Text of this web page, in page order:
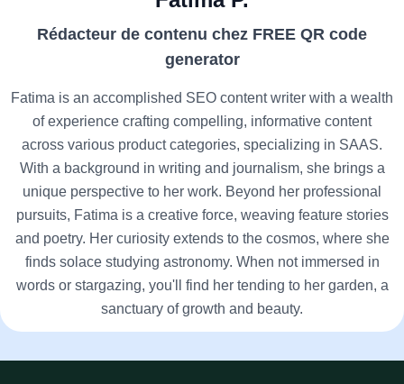
Rédacteur de contenu chez FREE QR code
generator
Fatima is an accomplished SEO content writer with a wealth
of experience crafting compelling, informative content
across various product categories, specializing in SAAS.
With a background in writing and journalism, she brings a
unique perspective to her work. Beyond her professional
pursuits, Fatima is a creative force, weaving feature stories
and poetry. Her curiosity extends to the cosmos, where she
finds solace studying astronomy. When not immersed in
words or stargazing, you'll find her tending to her garden, a
sanctuary of growth and beauty.